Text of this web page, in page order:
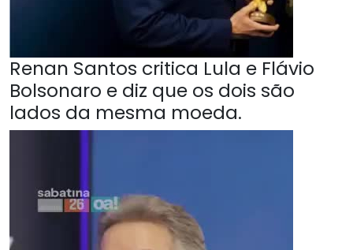
Renan Santos critica Lula e Flávio
Bolsonaro e diz que os dois são
lados da mesma moeda.